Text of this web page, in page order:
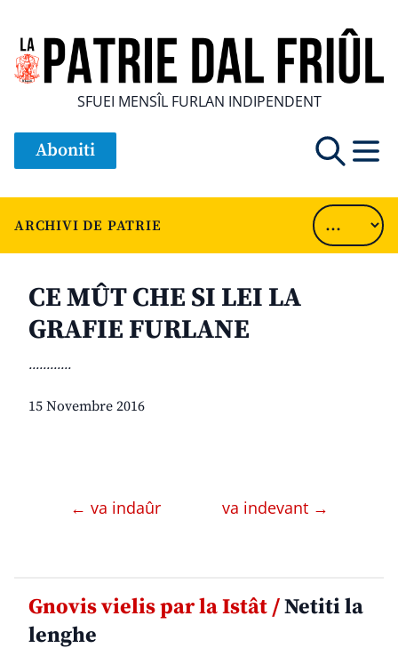
SFUEI MENSÎL FURLAN INDIPENDENT
Aboniti
ARCHIVI DE PATRIE
CE MÛT CHE SI LEI LA
GRAFIE FURLANE
............
15 Novembre 2016
← va indaûr va indevant →
Gnovis vielis par la Istât /Netiti la
lenghe